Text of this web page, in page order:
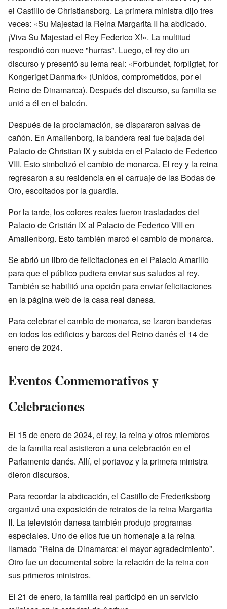
el Castillo de Christiansborg. La primera ministra dijo tres
veces: «Su Majestad la Reina Margarita II ha abdicado.
¡Viva Su Majestad el Rey Federico X!». La multitud
respondió con nueve "hurras". Luego, el rey dio un
discurso y presentó su lema real: «Forbundet, forpligtet, for
Kongeriget Danmark» (Unidos, comprometidos, por el
Reino de Dinamarca). Después del discurso, su familia se
unió a él en el balcón.
Después de la proclamación, se dispararon salvas de
cañón. En Amalienborg, la bandera real fue bajada del
Palacio de Christian IX y subida en el Palacio de Federico
VIII. Esto simbolizó el cambio de monarca. El rey y la reina
regresaron a su residencia en el carruaje de las Bodas de
Oro, escoltados por la guardia.
Por la tarde, los colores reales fueron trasladados del
Palacio de Cristián IX al Palacio de Federico VIII en
Amalienborg. Esto también marcó el cambio de monarca.
Se abrió un libro de felicitaciones en el Palacio Amarillo
para que el público pudiera enviar sus saludos al rey.
También se habilitó una opción para enviar felicitaciones
en la página web de la casa real danesa.
Para celebrar el cambio de monarca, se izaron banderas
en todos los edificios y barcos del Reino danés el 14 de
enero de 2024.
Eventos Conmemorativos y
Celebraciones
El 15 de enero de 2024, el rey, la reina y otros miembros
de la familia real asistieron a una celebración en el
Parlamento danés. Allí, el portavoz y la primera ministra
dieron discursos.
Para recordar la abdicación, el Castillo de Frederiksborg
organizó una exposición de retratos de la reina Margarita
II. La televisión danesa también produjo programas
especiales. Uno de ellos fue un homenaje a la reina
llamado "Reina de Dinamarca: el mayor agradecimiento".
Otro fue un documental sobre la relación de la reina con
sus primeros ministros.
El 21 de enero, la familia real participó en un servicio